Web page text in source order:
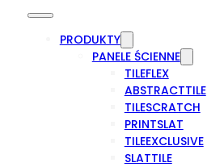
PRODUKTY
PANELE ŚCIENNE
TILEFLEX
ABSTRACTTILE
TILESCRATCH
PRINTSLAT
TILEEXCLUSIVE
SLATTILE